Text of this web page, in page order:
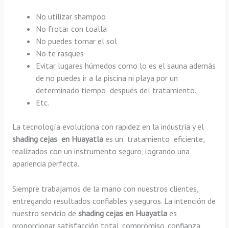
No utilizar shampoo
No frotar con toalla
No puedes tomar el sol
No te rasques
Evitar lugares húmedos como lo es el sauna además
de no puedes ir a la piscina ni playa por un
determinado tiempo después del tratamiento.
Etc.
La tecnología evoluciona con rapidez en la industria y el
shading cejas en Huayatlaes un tratamiento eficiente,
realizados con un instrumento seguro, logrando una
apariencia perfecta.
Siempre trabajamos de la mano con nuestros clientes,
entregando resultados confiables y seguros. La intención de
nuestro servicio de shading cejas en Huayatla es
proporcionar satisfacción total, compromiso, confianza,